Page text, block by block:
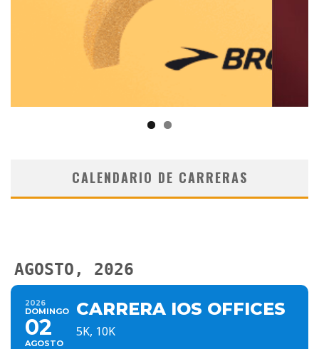
CALENDARIO DE CARRERAS
AGOSTO, 2026
2026
DOMINGO
02
AGOSTO
CARRERA IOS OFFICES
5K, 10K